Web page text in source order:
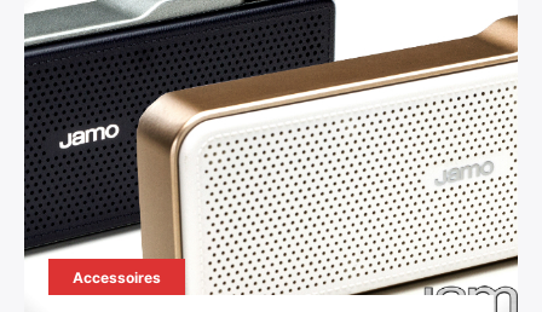
Accessoires